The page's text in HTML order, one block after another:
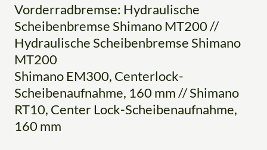
Vorderradbremse: Hydraulische
Scheibenbremse Shimano MT200 //
Hydraulische Scheibenbremse Shimano
MT200
Shimano EM300, Centerlock-
Scheibenaufnahme, 160 mm // Shimano
RT10, Center Lock-Scheibenaufnahme,
160 mm